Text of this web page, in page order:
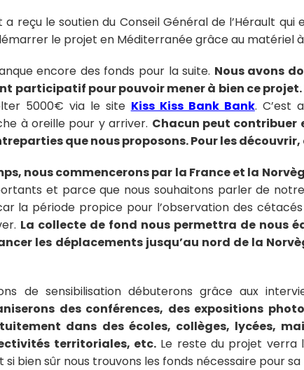
reçu le soutien du Conseil Général de l’Hérault qui
le projet en Méditerranée grâce au matériel
encore des fonds pour la suite. Nous avons
participatif pour pouvoir mener à bien ce projet.
5000€ via le site Kiss Kiss Bank Bank. C’est
à oreille pour y arriver. Chacun peut contribuer
que nous proposons. Pour les découvrir,
nous commencerons par la France et la
et parce que nous souhaitons parler de
la période propice pour l’observation des
La collecte de fond nous permettra de nous
les déplacements jusqu’au nord de la
de sensibilisation débuterons grâce aux
des conférences, des expositions
dans des écoles, collèges, lycées,
territoriales, etc.Le reste du projet verra
bien sûr nous trouvons les fonds nécessaire pour sa